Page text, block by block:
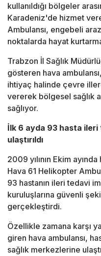
kullanıldığı bölgeler
Karadeniz'de hizmet
Ambulansı, engebeli
noktalarda hayat
Trabzon İl Sağlık
gösteren hava
ihtiyaç halinde çevre
vererek bölgesel sağlık
sağlıyor.
İlk 6 ayda 93 hasta
ulaştırıldı
2009 yılının Ekim
Hava 61 Helikopter
93 hastanın ileri tedavi
kuruluşlarına güvenli
gerçekleştirdi.
Özellikle zamana karşı
giren hava ambulansı,
sağlık merkezlerine